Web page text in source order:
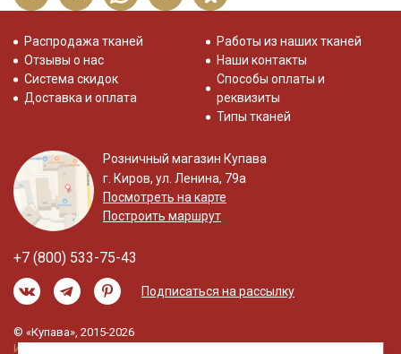
Распродажа тканей
Отзывы о нас
Система скидок
Доставка и оплата
Работы из наших тканей
Наши контакты
Способы оплаты и
реквизиты
Типы тканей
Розничный магазин Купава
г. Киров, ул. Ленина, 79а
Посмотреть на карте
Построить маршрут
+7 (800) 533-75-43
Подписаться на рассылку
© «Купава», 2015-2026
Информация на сайте не является публичной